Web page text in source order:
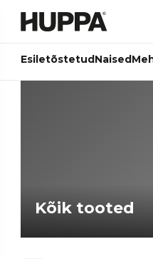
EsiletõstetudNaised
Kõik tooted